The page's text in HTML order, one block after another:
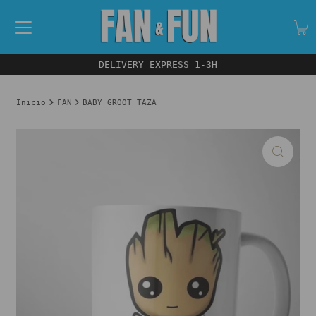
DELIVERY EXPRESS 1-3H
Inicio FAN BABY GROOT TAZA